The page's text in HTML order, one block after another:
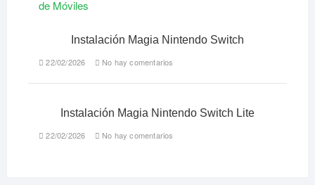
Instalación Magia Nintendo Switch
22/02/2026 No hay comentarios
Instalación Magia Nintendo Switch Lite
22/02/2026 No hay comentarios